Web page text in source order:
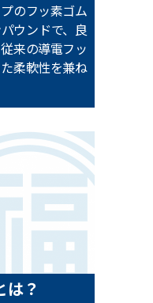
のフッ素ゴム
ウンドで、良
来の導電フッ
柔軟性を兼ね
は？